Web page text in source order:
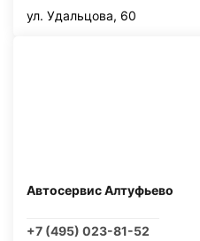
ул. Удальцова, 60
Автосервис Алтуфьево
+7 (495) 023-81-52